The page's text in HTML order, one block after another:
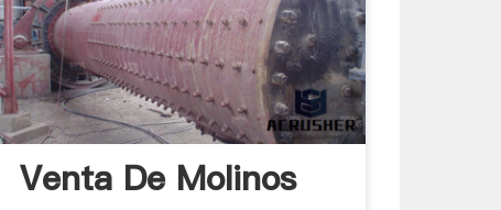
Venta De Molinos